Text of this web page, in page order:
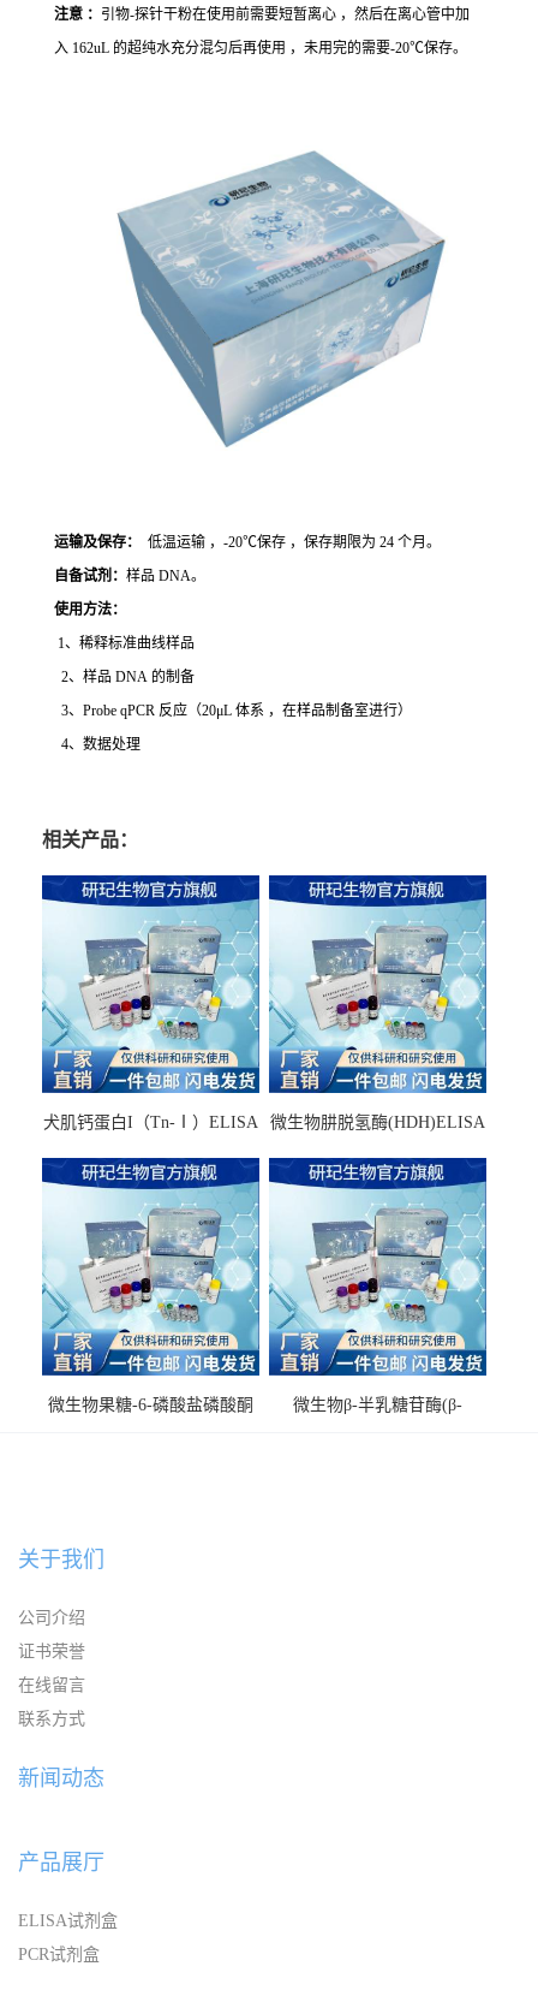
注意 ： 引物-探针干粉在使用前需要短暂离心 ，然后在离心管中加
入 162uL 的超纯水充分混匀后再使用 ，未用完的需要-20℃保存。
运输及保存：
低温运输 ，-20℃保存 ，保存期限为 24 个月。
自备试剂： 样品 DNA。
使用方法：
1、稀释标准曲线样品
2、样品 DNA 的制备
3、Probe qPCR 反应（20μL 体系 ，在样品制备室进行）
4、数据处理
相关产品：
犬肌钙蛋白I（Tn-Ⅰ）ELISA
微生物肼脱氢酶(HDH)ELISA
微生物果糖-6-磷酸盐磷酸酮
微生物β-半乳糖苷酶(β-
关于我们
公司介绍
证书荣誉
在线留言
联系方式
新闻动态
产品展厅
ELISA试剂盒
PCR试剂盒